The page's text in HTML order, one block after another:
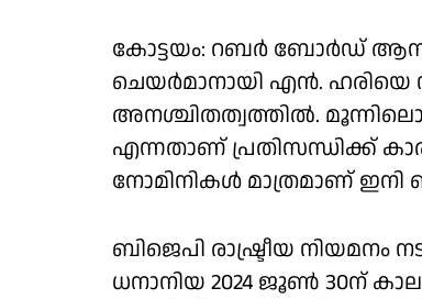
കോട്ടയം: റബർ ബോർഡ്
ചെയർമാനായി എൻ. ഹരിയെ
അനശ്ചിതത്വത്തിൽ.
എന്നതാണ് പ്രതിസന്ധിക്ക്
നോമിനികൾ മാത്രമാണ്
ബിജെപി രാഷ്ട്രീയ
ധനാനിയ 2024 ജൂൺ 30ന്‌